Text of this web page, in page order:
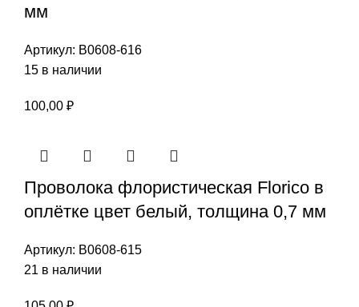
мм
Артикул: В0608-616
15 в наличии
100,00 ₽
Проволока флористическая Florico в
оплётке цвет белый, толщина 0,7 мм
Артикул: В0608-615
21 в наличии